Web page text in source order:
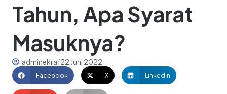
Tahun, Apa Syarat
Masuknya?
adminekraf22 Juni 2022
Facebook X LinkedIn